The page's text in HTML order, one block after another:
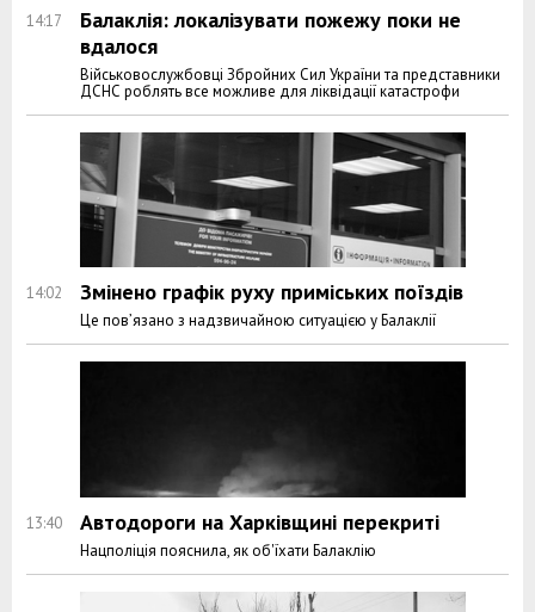
14:17
Балаклія: локалізувати пожежу поки не
вдалося
Військовослужбовці Збройних Сил України та представники
ДСНС роблять все можливе для ліквідації катастрофи
14:02 Змінено графік руху приміських поїздів
Це пов’язано з надзвичайною ситуацією у Балаклії
13:40 Автодороги на Харківщині перекриті
Нацполіція пояснила, як об'їхати Балаклію